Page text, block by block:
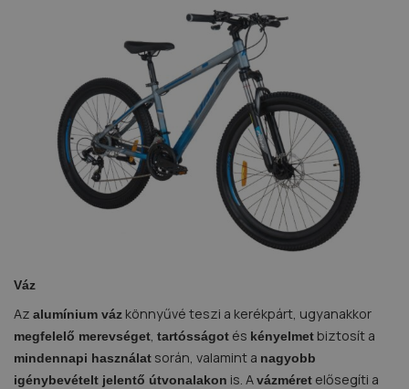
Váz
Az alumínium váz könnyűvé teszi a kerékpárt, ugyanakkor
megfelelő merevséget tartósságot és kényelmetbiztosít a
mindennapi használat során, valamint a nagyobb
igénybevételt jelentő útvonalakon is. Avázméret elősegíti a